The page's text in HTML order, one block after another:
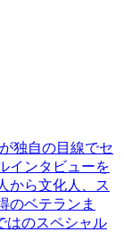
独自の目線でセ
インタビューを
から文化人、ス
のベテランま
はのスペシャル